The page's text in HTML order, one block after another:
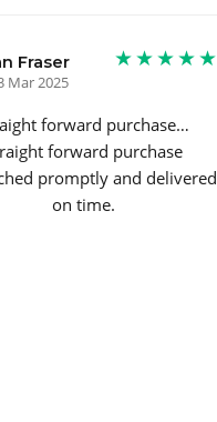
Fraser
Mar 2025
★★★★★
forward purchase…
forward purchase
promptly and delivered
on time.